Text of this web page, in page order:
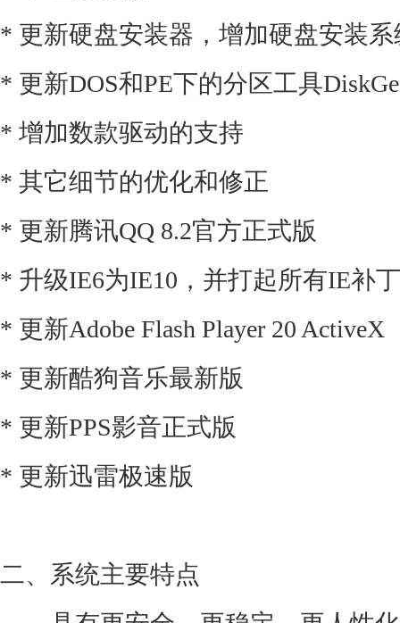
* 更新硬盘安装器，增加硬盘安装
* 更新DOS和PE下的分区工具
* 增加数款驱动的支持
* 其它细节的优化和修正
* 更新腾讯QQ 8.2官方正式版
* 升级IE6为IE10，并打起所有IE补
* 更新Adobe Flash Player 20 ActiveX
* 更新酷狗音乐最新版
* 更新PPS影音正式版
* 更新迅雷极速版
二、系统主要特点